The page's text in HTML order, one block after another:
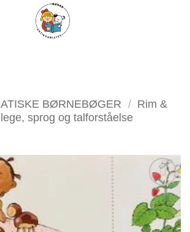
FILTER
BØRNEBØGER / Rim &
sprog og talforståelse
Tilføj
som
favorit